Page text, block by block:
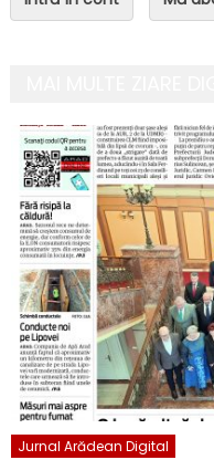
Jurnal Arădean Digital